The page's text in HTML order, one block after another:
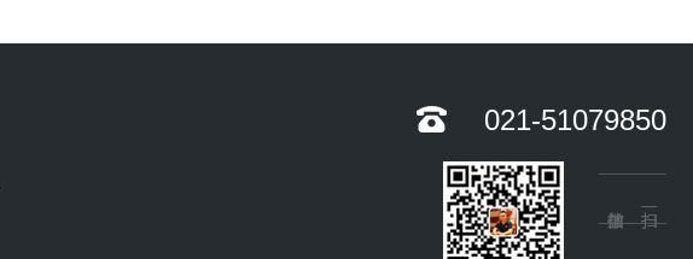
021-51079850